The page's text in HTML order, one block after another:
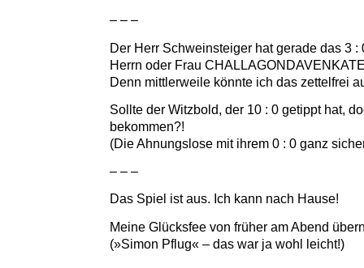
– – –
Der Herr Schweinsteiger hat gerade das 3
Herrn oder Frau
Denn mittlerweile könnte ich das zettelfrei
Sollte der Witzbold, der 10 : 0 getippt hat,
bekommen?!
(Die Ahnungslose mit ihrem 0 : 0 ganz
– – –
Das Spiel ist aus. Ich kann nach Hause!
Meine Glücksfee von früher am Abend
(»Simon Pflug« – das war ja wohl leicht!)